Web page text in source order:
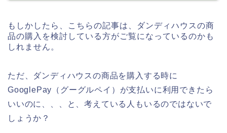
もしかしたら、こちらの記事は、ダンディハウスの商
品の購入を検討している方がご覧になっているのかも
しれません。
ただ、ダンディハウスの商品を購入する時に
GooglePay（グーグルペイ）が支払いに利用できたら
いいのに、、、と、考えている人もいるのではないで
しょうか？